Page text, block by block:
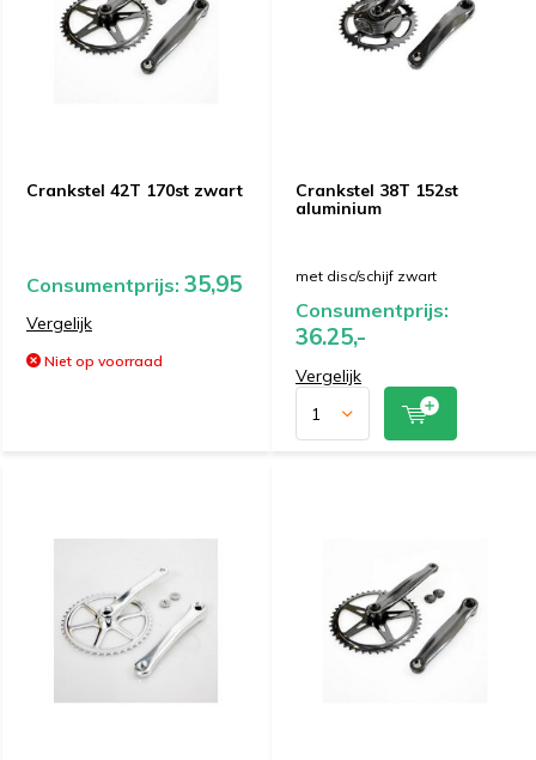
Crankstel 42T 170st zwart
Consumentprijs: 35,95
Vergelijk
Niet op voorraad
Crankstel 38T 152st
aluminium
met disc/schijf zwart
Consumentprijs:
36.25,-
Vergelijk